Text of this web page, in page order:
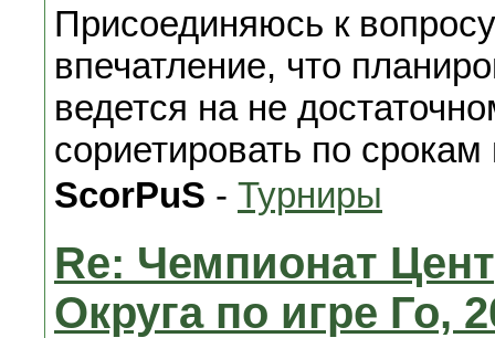
Присоединяюсь к
впечатление, что
ведется на не
сориетировать по
ScorPuS - Турниры
Re: Чемпионат
Округа по игре Го,